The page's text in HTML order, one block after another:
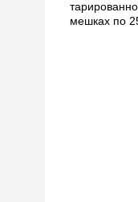
мешках по